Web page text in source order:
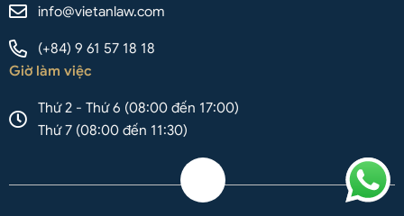
info@vietanlaw.com
(+84) 9 61 57 18 18
Giờ làm việc
Thứ 2 - Thứ 6 (08:00 đến 17:00)
Thứ 7 (08:00 đến 11:30)